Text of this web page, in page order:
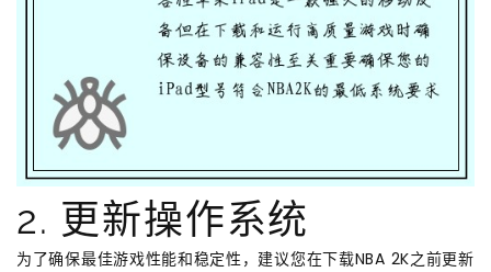
2. 更新操作系统
为了确保最佳游戏性能和稳定性，建议您在下载NBA 2K之前更新